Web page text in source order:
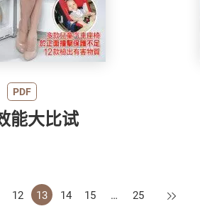
PDF
能大比试
12 13 14 15 … 25 下一页